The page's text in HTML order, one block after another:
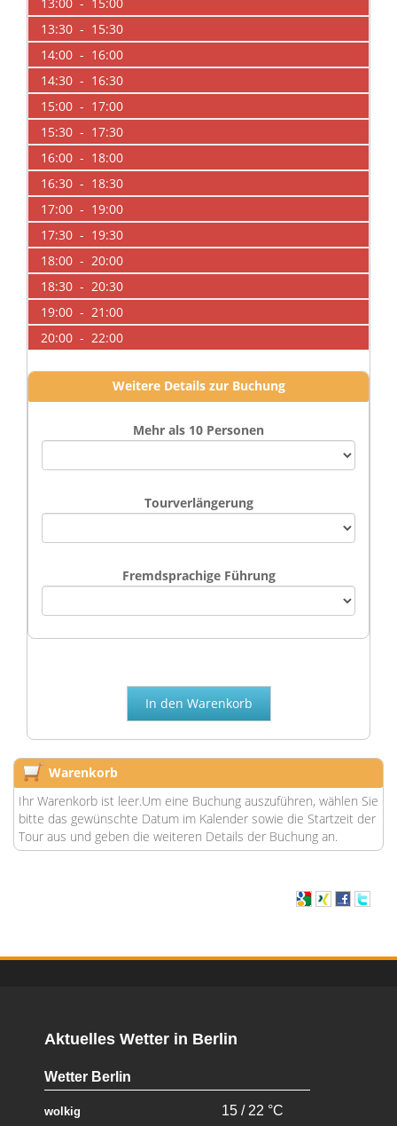
13:30 - 15:30
14:00 - 16:00
14:30 - 16:30
15:00 - 17:00
15:30 - 17:30
16:00 - 18:00
16:30 - 18:30
17:00 - 19:00
17:30 - 19:30
18:00 - 20:00
18:30 - 20:30
19:00 - 21:00
20:00 - 22:00
Weitere Details zur Buchung
Mehr als 10 Personen
Tourverlängerung
Fremdsprachige Führung
Warenkorb
Ihr Warenkorb ist leer.Um eine Buchung auszuführen, wählen Sie
bitte das gewünschte Datum im Kalender sowie die Startzeit der
Tour aus und geben die weiteren Details der Buchung an.
Aktuelles Wetter in Berlin
Wetter Berlin
wolkig 15 / 22 °C